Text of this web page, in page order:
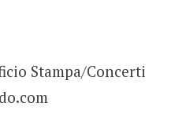
Stampa/Concerti